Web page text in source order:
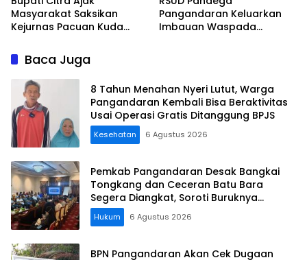
Masyarakat Saksikan
Kejurnas Pacuan Kuda
Legokjawa
Pangandaran Keluarkan
Imbauan Waspada
Baca Juga
8 Tahun Menahan Nyeri Lutut, Warga
Pangandaran Kembali Bisa Beraktivitas
Usai Operasi Gratis Ditanggung BPJS
Kesehatan 6 Agustus 2026
Pemkab Pangandaran Desak Bangkai
Tongkang dan Ceceran Batu Bara
Segera Diangkat, Soroti Buruknya
Koordinasi Perusahaan
Hukum 6 Agustus 2026
BPN Pangandaran Akan Cek Dugaan